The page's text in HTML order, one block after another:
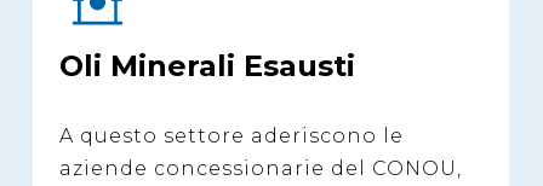
Oli Minerali Esausti
A questo settore aderiscono le
aziende concessionarie del CONOU,